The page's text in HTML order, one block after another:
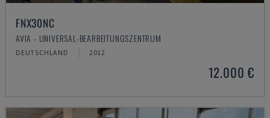
FNX30NC
AVIA - UNIVERSAL-BEARBEITUNGSZENTRUM
DEUTSCHLAND 2012
12.000 €